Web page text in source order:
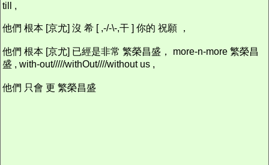
till ,
他們 根本 [京尤] 沒 希 [ ,-/-\-,干 ] 你的 祝願 ，
他們 根本 [京尤] 已經是非常 繁榮昌盛， more-n-more 繁榮昌
盛 , with-out/////withOut////without us ,
他們 只會 更 繁榮昌盛